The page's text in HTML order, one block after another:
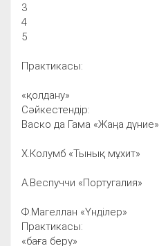
3
4
5
Практикасы:
«қолдану»
Сәйкестендір:
Васко да Гама «Жаңа дүние»
Х.Колумб «Тынық мұхит»
А.Веспуччи «Португалия»
Ф.Магеллан «Үнділер»
Практикасы:
«баға беру»